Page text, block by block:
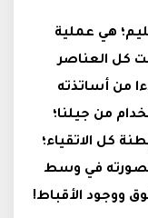
هي عملية
كل العناصر
من أساتذته
من جيلنا؛
كل الاتقياء؛
لصورته في وسط
ووجود الأقباط!